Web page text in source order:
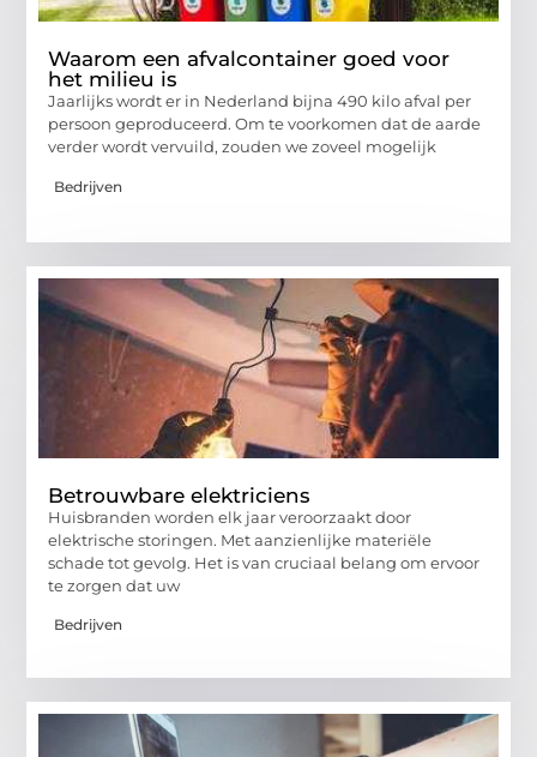
Waarom een afvalcontainer goed voor
het milieu is
Jaarlijks wordt er in Nederland bijna 490 kilo afval per
persoon geproduceerd. Om te voorkomen dat de aarde
verder wordt vervuild, zouden we zoveel mogelijk
Bedrijven
Betrouwbare elektriciens
Huisbranden worden elk jaar veroorzaakt door
elektrische storingen. Met aanzienlijke materiële
schade tot gevolg. Het is van cruciaal belang om ervoor
te zorgen dat uw
Bedrijven